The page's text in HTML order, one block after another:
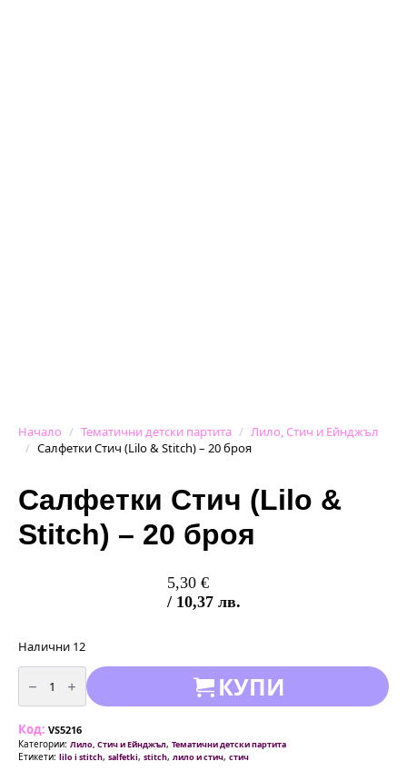
Начало Тематични детски партита
Лило, Стич и Ейнджъл
Салфетки Стич (Lilo & Stitch) – 20 броя
Салфетки Стич (Lilo &
Stitch) – 20 броя
5,30 €
/ 10,37 лв.
Налични 12
количество
за
Салфетки
Стич
&
Stitch)
-
КУПИ
Код: VS5216
Категории: Лило, Стич и Ейнджъл, Тематични детски партита
Етикети: lilo i stitch, salfetki, stitch, лило и стич, стич